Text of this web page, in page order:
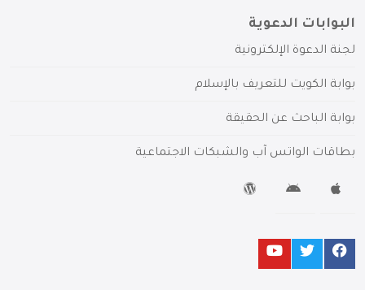
البوابات الدعوية
لجنة الدعوة الإلكترونية
بوابة الكويت للتعريف بالإسلام
بوابة الباحث عن الحقيقة
بطاقات الواتس آب والشبكات الاجتماعية